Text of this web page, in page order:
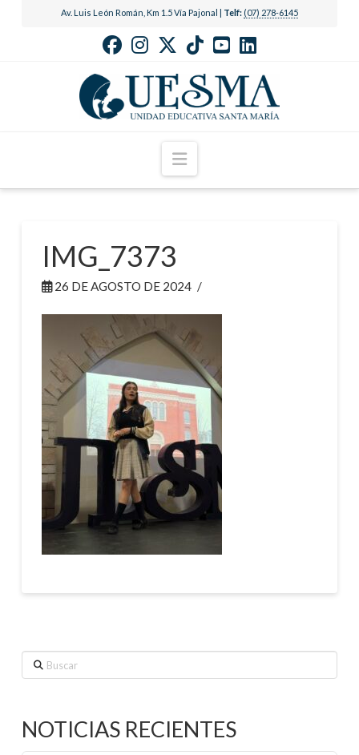
Av. Luis León Román, Km 1.5 Vía Pajonal | Telf: (07) 278-6145
Navigation
IMG_7373
26 DE AGOSTO DE 2024
Buscar
NOTICIAS RECIENTES